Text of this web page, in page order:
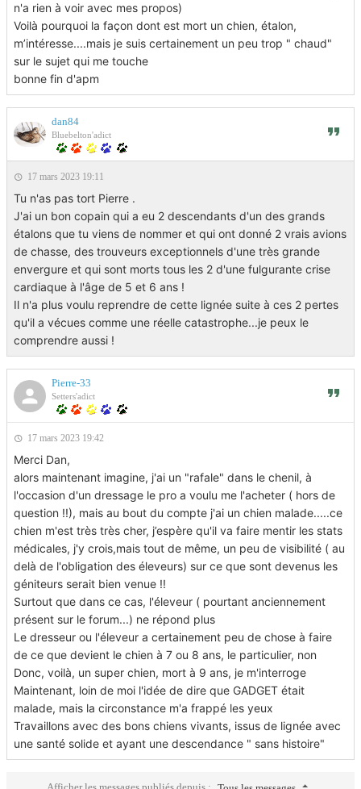
n'a rien à voir avec mes propos)
Voilà pourquoi la façon dont est mort un chien, étalon,
m’intéresse....mais je suis certainement un peu trop " chaud"
sur le sujet qui me touche
bonne fin d'apm
dan84
Bluebelton'adict
17 mars 2023 19:11
Tu n'as pas tort Pierre .
J'ai un bon copain qui a eu 2 descendants d'un des grands
étalons que tu viens de nommer et qui ont donné 2 vrais avions
de chasse, des trouveurs exceptionnels d'une très grande
envergure et qui sont morts tous les 2 d'une fulgurante crise
cardiaque à l'âge de 5 et 6 ans !
Il n'a plus voulu reprendre de cette lignée suite à ces 2 pertes
qu'il a vécues comme une réelle catastrophe...je peux le
comprendre aussi !
Pierre-33
Setters'adict
17 mars 2023 19:42
Merci Dan,
alors maintenant imagine, j'ai un "rafale" dans le chenil, à
l'occasion d'un dressage le pro a voulu me l'acheter ( hors de
question !!), mais au bout du compte j'ai un chien malade.....ce
chien m'est très très cher, j’espère qu'il va faire mentir les stats
médicales, j'y crois,mais tout de même, un peu de visibilité ( au
delà de l'obligation des éleveurs) sur ce que sont devenus les
géniteurs serait bien venue !!
Surtout que dans ce cas, l'éleveur ( pourtant anciennement
présent sur le forum...) ne répond plus
Le dresseur ou l'éleveur a certainement peu de chose à faire
de ce que devient le chien à 7 ou 8 ans, le particulier, non
Donc, voilà, un super chien, mort à 9 ans, je m'interroge
Maintenant, loin de moi l'idée de dire que GADGET était
malade, mais la circonstance m'a frappé les yeux
Travaillons avec des bons chiens vivants, issus de lignée avec
une santé solide et ayant une descendance " sans histoire"